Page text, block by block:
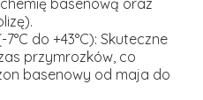
basenową oraz
do +43°C): Skuteczne
przymrozków, co
basenowy od maja do